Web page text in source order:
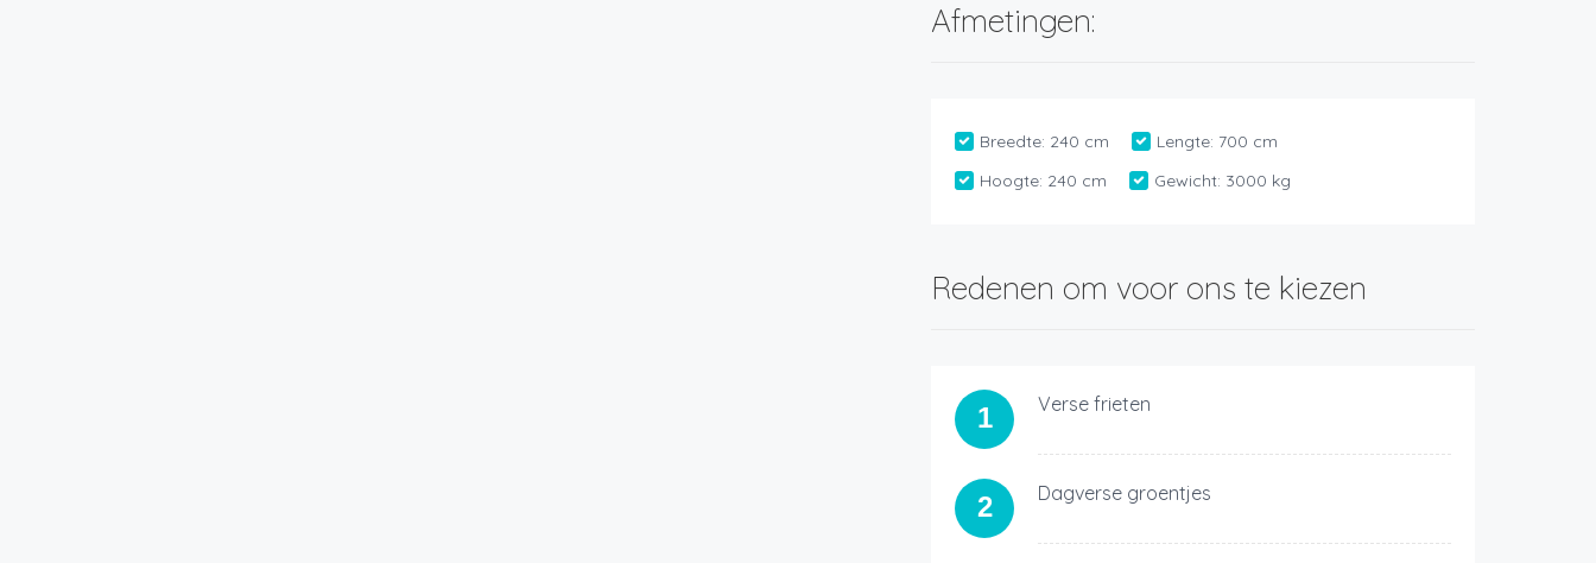
Afmetingen:
Breedte: 240 cm Lengte: 700 cm
Hoogte: 240 cm Gewicht: 3000 kg
Redenen om voor ons te kiezen
1 Verse frieten
2 Dagverse groentjes